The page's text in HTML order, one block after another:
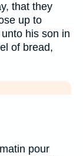
that they
up to
his son in
of bread,
pour